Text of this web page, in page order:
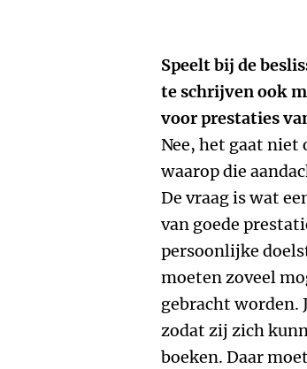
Speelt bij de
te schrijven ook
voor prestaties
Nee, het gaat niet
waarop die
De vraag is wat
van goede
persoonlijke
moeten zoveel
gebracht worden.
zodat zij zich
boeken. Daar